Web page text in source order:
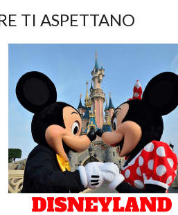
TI ASPETTANO